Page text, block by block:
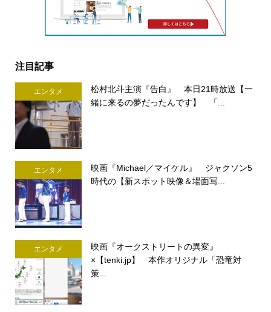
注目記事
エンタメ
松村北斗主演『告白』 本日21時放送【一
緒に来るの夢だったんです】 「...
エンタメ
映画『Michael／マイケル』 ジャクソン5
時代の【新スポット映像＆場面写...
エンタメ
映画『オークストリートの異変』
×【tenki.jp】 本作オリジナル「恐竜対
策...